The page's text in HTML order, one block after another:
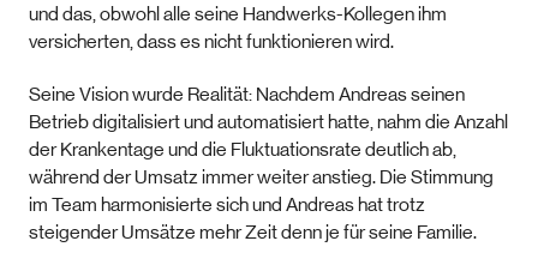
und das, obwohl alle seine Handwerks-Kollegen ihm
versicherten, dass es nicht funktionieren wird.
Seine Vision wurde Realität: Nachdem Andreas seinen
Betrieb digitalisiert und automatisiert hatte, nahm die Anzahl
der Krankentage und die Fluktuationsrate deutlich ab,
während der Umsatz immer weiter anstieg. Die Stimmung
im Team harmonisierte sich und Andreas hat trotz
steigender Umsätze mehr Zeit denn je für seine Familie.